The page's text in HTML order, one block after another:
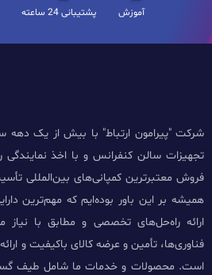
آموزش پشتیبانی 24 ساعته
شرکت "پیرامون ارتباط" با بیش از یک دهه
تجهیزات سالن کنفرانس و با اخذ
فروش معتبرترین کمپانی‌های بین‌المللی
همیشه بر این باور بوده‌ایم که مهم‌ترین
ارائه راه‌حل‌های تخصصی و مطابق با
است. محصولات و خدمات ما شامل طیف